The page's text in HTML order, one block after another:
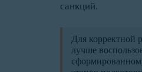
санкций.
Для корректной
лучше